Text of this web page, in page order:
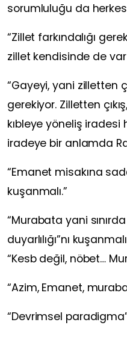
sorumluluğu da
“Zillet farkındalığı
zillet kendisinde de
“Gayeyi, yani zilletten
gerekiyor. Zilletten
kıbleye yöneliş iradesi
iradeye bir anlamda
“Emanet misakına
kuşanmalı.”
“Murabata yani
duyarlılığı”nı
“Kesb değil, nöbet…
“Azim, Emanet,
“Devrimsel